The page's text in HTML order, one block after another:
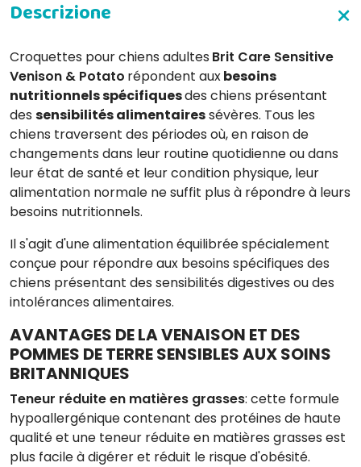
Croquettes pour chiens adultes Brit Care Sensitive
Venison & Potato répondent auxbesoins
nutritionnels spécifiquesdes chiens présentant
des sensibilités alimentairessévères. Tous les
chiens traversent des périodes où, en raison de
changements dans leur routine quotidienne ou dans
leur état de santé et leur condition physique, leur
alimentation normale ne suffit plus à répondre à leurs
besoins nutritionnels.
Il s'agit d'une alimentation équilibrée spécialement
conçue pour répondre aux besoins spécifiques des
chiens présentant des sensibilités digestives ou des
intolérances alimentaires.
AVANTAGES DE LA VENAISON ET DES
POMMES DE TERRE SENSIBLES AUX SOINS
BRITANNIQUES
Teneur réduite en matières grasses: cette formule
hypoallergénique contenant des protéines de haute
qualité et une teneur réduite en matières grasses est
plus facile à digérer et réduit le risque d'obésité.